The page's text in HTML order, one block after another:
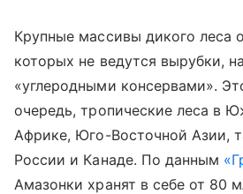
Крупные массивы дикого леса
которых не ведутся вырубки,
«углеродными консервами».
очередь, тропические леса в
Африке, Юго-Восточной Азии,
России и Канаде. По данным
Амазонки хранят в себе от 80